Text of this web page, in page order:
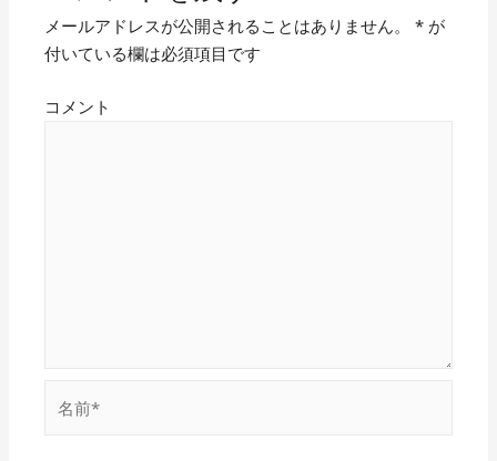
ゲ
ー
シ
メールアドレスが公開されることはありません。 * が
付いている欄は必須項目です
コメント
前